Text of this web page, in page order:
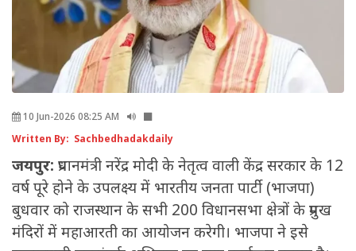
10 Jun-2026 08:25 AM
Written By: Sachbedhadakdaily
जयपुर: प्रधानमंत्री नरेंद्र मोदी के नेतृत्व वाली केंद्र सरकार के 12
वर्ष पूरे होने के उपलक्ष्य में भारतीय जनता पार्टी (भाजपा)
बुधवार को राजस्थान के सभी 200 विधानसभा क्षेत्रों के प्रमुख
मंदिरों में महाआरती का आयोजन करेगी। भाजपा ने इसे